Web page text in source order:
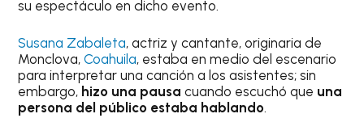
su espectáculo en dicho evento.
Susana Zabaleta, actriz y cantante, originaria de
Monclova,Coahuila, estaba en medio del escenario
para interpretar una canción a los asistentes; sin
embargo, hizo una pausacuando escuchó que una
persona del público estaba hablando.